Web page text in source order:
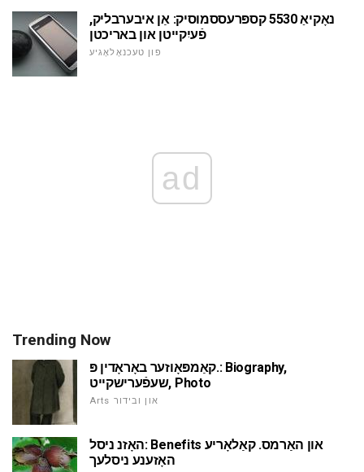
נאָקיאַ 5530 קספּרעססמוסיק: אַן איבערבליק,
פֿעיִקייטן און באריכטן
פון טעכנאָלאָגיע
ad
Trending Now
קאַמפּאָוזער באָראָדין פּ.: Biography,
שעפֿערישקייט, Photo
Arts און ובידור
האָזנ ניסל: Benefits און האַרמס. קאַלאָריע
האָזענע ניסלעך